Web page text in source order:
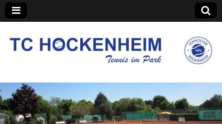
TC Hockenheim